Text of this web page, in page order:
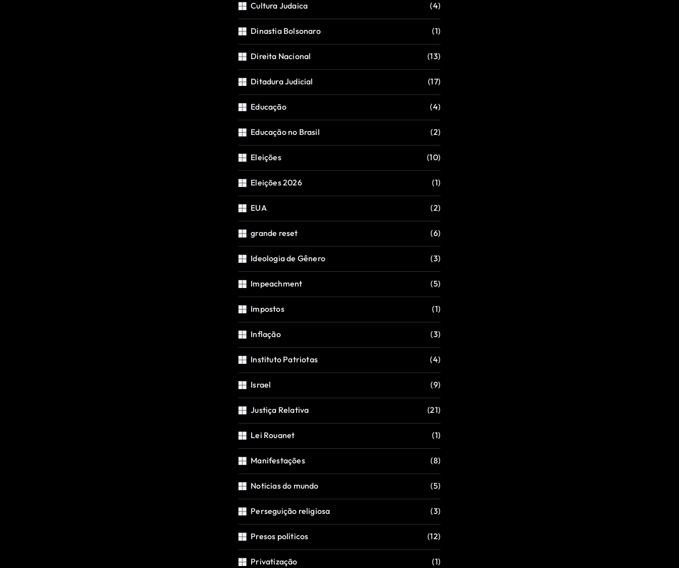
Cultura Judaica (4)
Dinastia Bolsonaro (1)
Direita Nacional (13)
Ditadura Judicial (17)
Educação (4)
Educação no Brasil (2)
Eleições (10)
Eleições 2026 (1)
EUA (2)
grande reset (6)
Ideologia de Gênero (3)
Impeachment (5)
Impostos (1)
Inflação (3)
Instituto Patriotas (4)
Israel (9)
Justiça Relativa (21)
Lei Rouanet (1)
Manifestações (8)
Noticias do mundo (5)
Perseguição religiosa (3)
Presos políticos (12)
Privatização (1)